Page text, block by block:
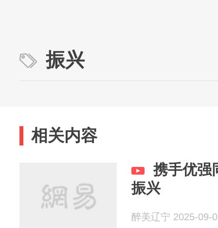
振兴
相关内容
携手优强
振兴
醉美辽宁 2025-09-